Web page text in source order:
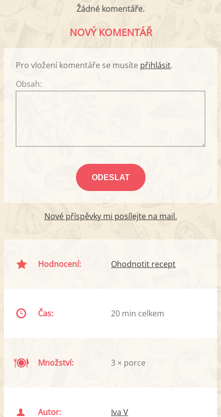
Žádné komentáře.
NOVÝ KOMENTÁŘ
Pro vložení komentáře se musíte přihlásit.
Obsah:
Nové příspěvky mi posílejte na mail.
Hodnocení: Ohodnotit recept
Čas: 20 min celkem
Množství: 3 × porce
Autor: Iva V